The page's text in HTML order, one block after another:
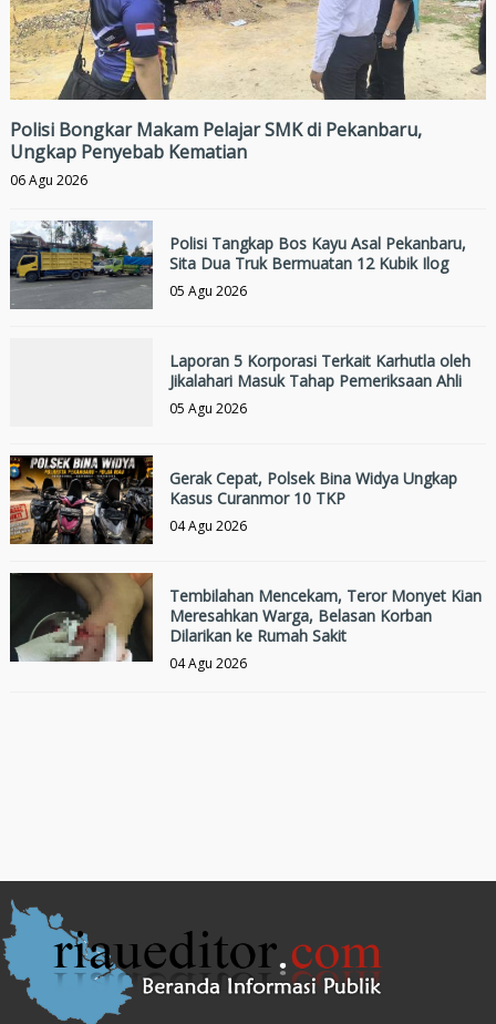
Polisi Bongkar Makam Pelajar SMK di Pekanbaru,
Ungkap Penyebab Kematian
06 Agu 2026
Polisi Tangkap Bos Kayu Asal Pekanbaru,
Sita Dua Truk Bermuatan 12 Kubik Ilog
05 Agu 2026
Laporan 5 Korporasi Terkait Karhutla oleh
Jikalahari Masuk Tahap Pemeriksaan Ahli
05 Agu 2026
Gerak Cepat, Polsek Bina Widya Ungkap
Kasus Curanmor 10 TKP
04 Agu 2026
Tembilahan Mencekam, Teror Monyet Kian
Meresahkan Warga, Belasan Korban
Dilarikan ke Rumah Sakit
04 Agu 2026